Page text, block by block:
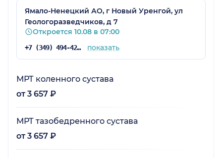
Ямало-Ненецкий АО, г Новый Уренгой, ул
Геологоразведчиков, д 7
Откроется 10.08 в 07:00
+7 (349) 494-42-62 показать
МРТ коленного сустава
от 3 657 ₽
МРТ тазобедренного сустава
от 3 657 ₽